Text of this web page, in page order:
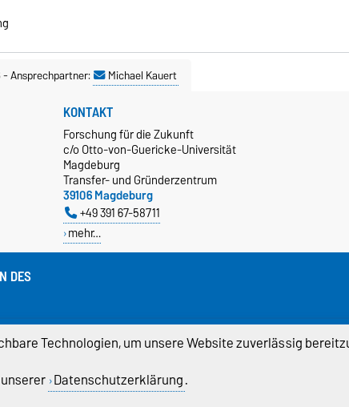
-Ansprechpartner: Michael Kauert
KONTAKT
Forschung für die Zukunft
c/o Otto-von-Guericke-Universität
Magdeburg
Transfer- und Gründerzentrum
39106 Magdeburg
+49 391 67-58711
mehr…
DES
Technologien, um unsere Website zuverlässig
Datenschutzerklärung.